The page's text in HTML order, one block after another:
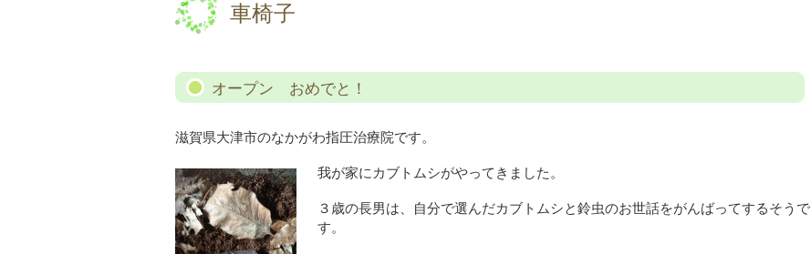
車椅子
オープン おめでと！
滋賀県大津市のなかがわ指圧治療院です。
我が家にカブトムシがやってきました。
３歳の長男は、自分で選んだカブトムシと鈴虫のお世話をがんばってするそうで
す。